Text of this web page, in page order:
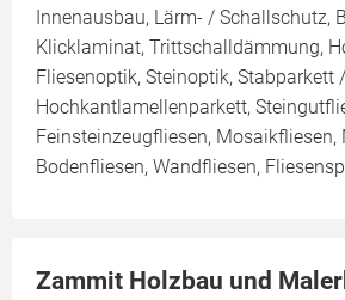
Innenausbau, Lärm- / Schallschutz,
Klicklaminat, Trittschalldämmung,
Fliesenoptik, Steinoptik, Stabparkett
Hochkantlamellenparkett,
Feinsteinzeugfliesen, Mosaikfliesen,
Bodenfliesen, Wandfliesen,
Zammit Holzbau und